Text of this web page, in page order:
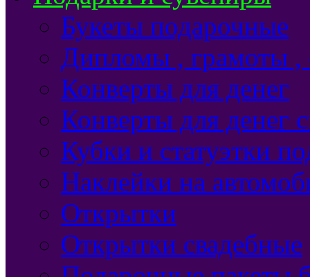
Букеты подарочные
Дипломы , грамоты ,
Конверты для денег
Конверты для денег
Кубки и статуэтки
Наклейки на
Открытки
Открытки свадебные